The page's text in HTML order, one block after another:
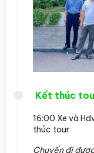
Kết thúc
16:00 Xe và
thúc tour
Chuyến đi